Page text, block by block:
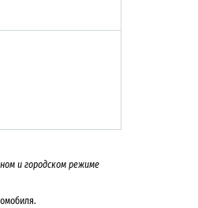
и городском режиме